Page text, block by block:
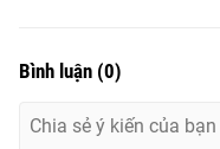
Bình luận (0)